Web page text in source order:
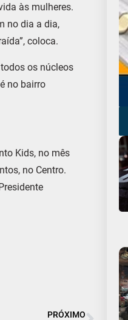
às mulheres.
no dia a dia,
coloca.
os núcleos
no bairro
Kids, no mês
no Centro.
PRÓXIMO